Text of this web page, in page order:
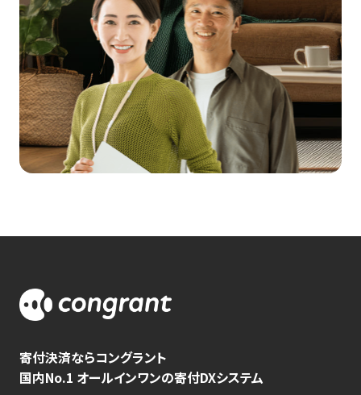
寄付決済ならコングラント
国内No.1 オールインワンの寄付DXシステム